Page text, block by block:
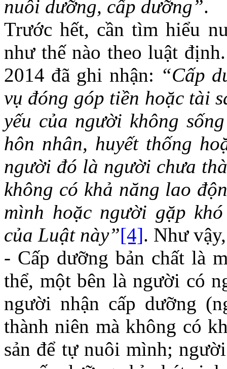
nuôi dưỡng, cấp dưỡng”.
Trước hết, cần tìm hiểu
như thế nào theo luật
2014 đã ghi nhận: “Cấp
vụ đóng góp tiền hoặc tài
yếu của người không
hôn nhân, huyết thống
người đó là người chưa
không có khả năng lao
mình hoặc người gặp
của Luật này”[4]. Như
- Cấp dưỡng bản chất là
thể, một bên là người có
người nhận cấp dưỡng
thành niên mà không có
sản để tự nuôi mình;